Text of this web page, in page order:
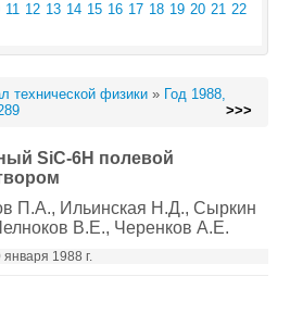
11 12 13 14 15 16 17 18 19 20 21 22
технической физики » Год 1988,
>>>
SiC-6H полевой
П.А., Ильинская Н.Д., Сыркин
В.Е., Черенков А.Е.
1988 г.